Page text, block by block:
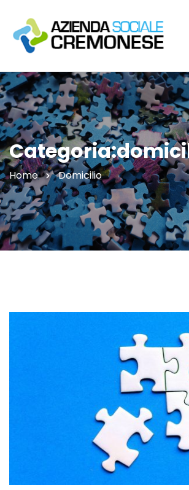
Home Domicilio